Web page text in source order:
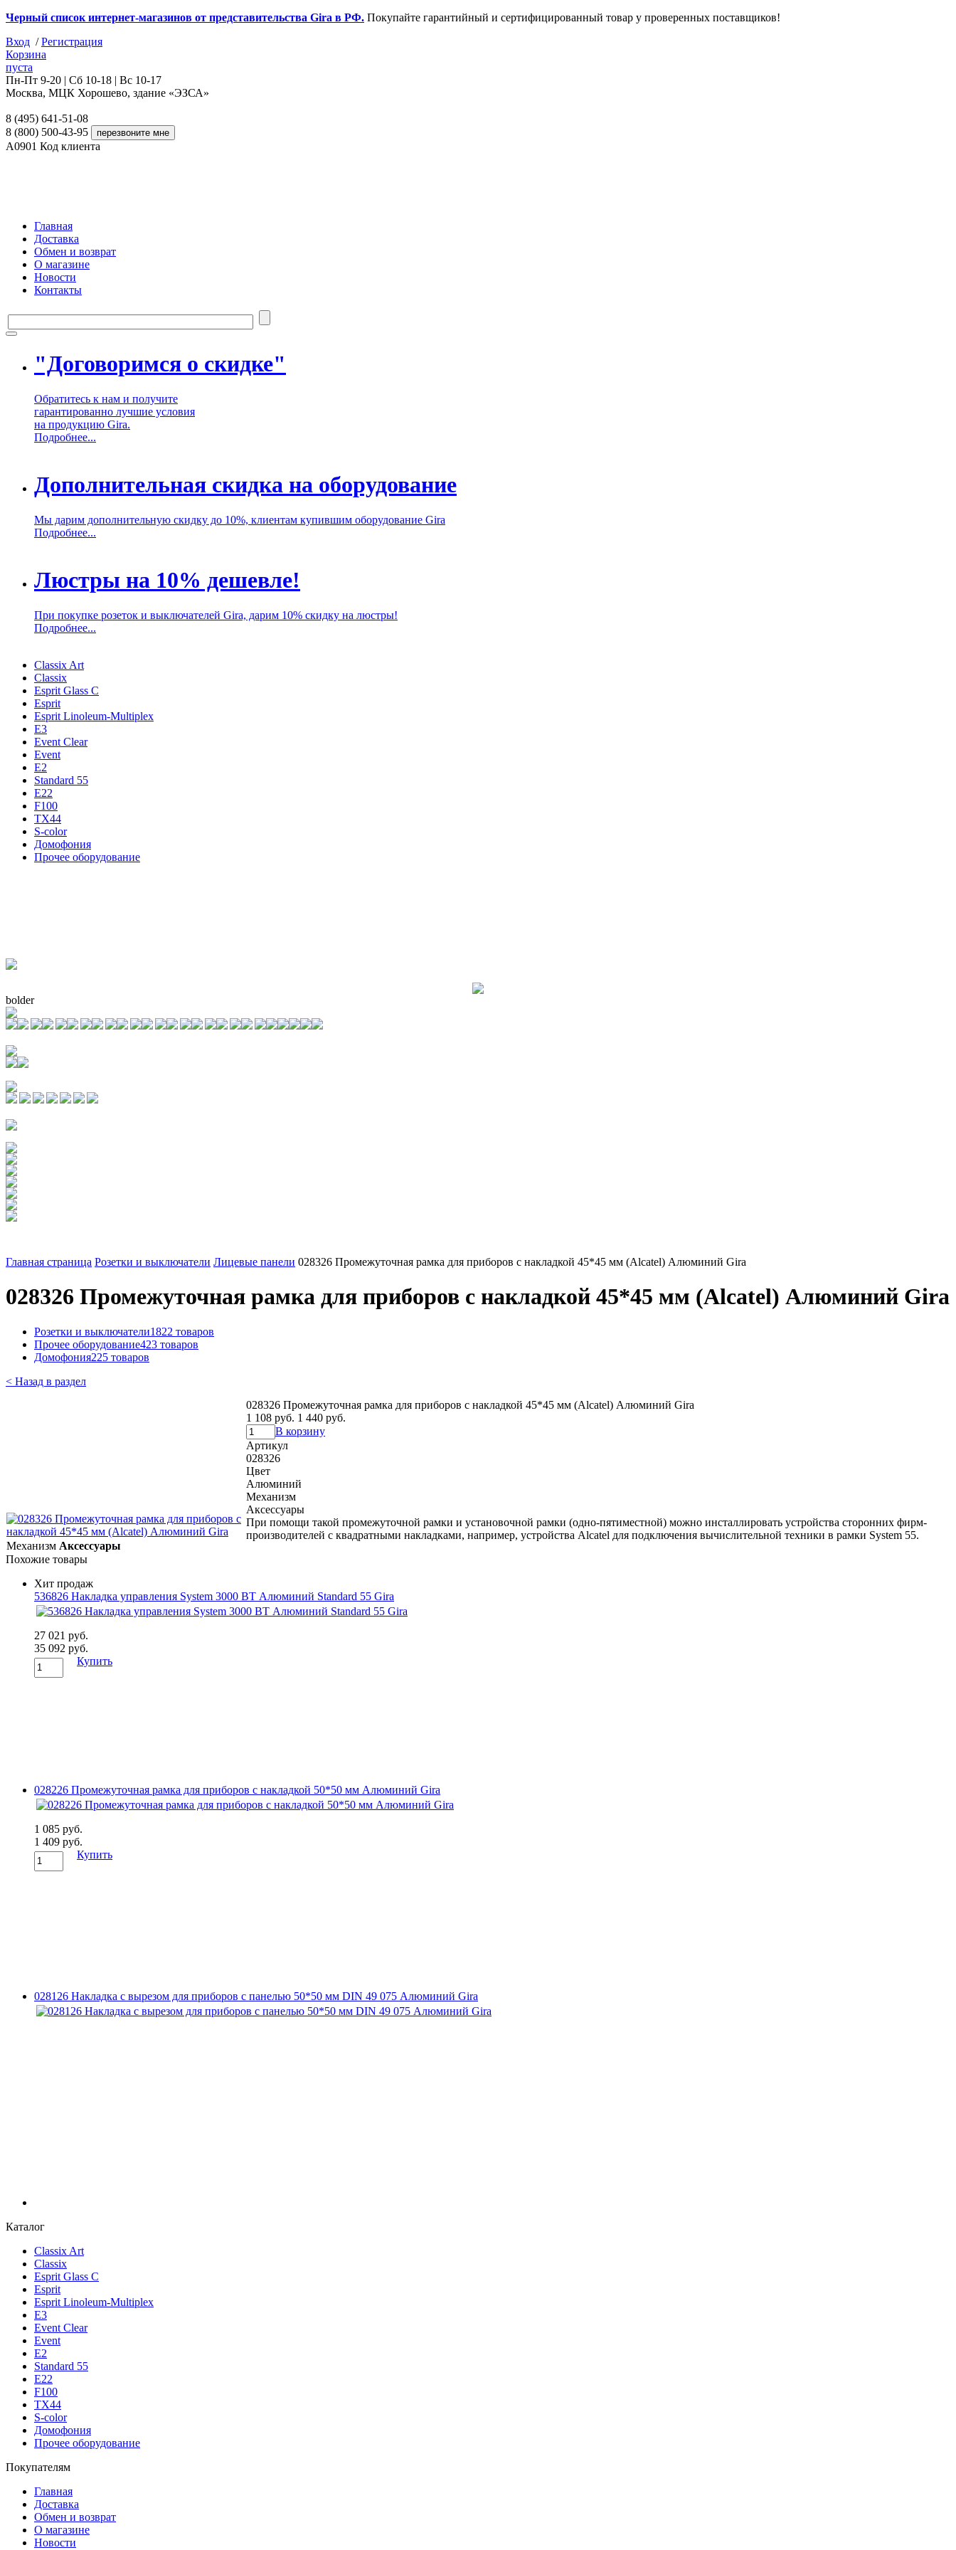
Черный список интернет-магазинов от представительства Gira в РФ. Покупайте гарантийный и сертифицированный товар у проверенных поставщиков!
Вход /Регистрация
Корзина
пуста
Пн-Пт 9-20 | Сб 10-18 | Вс 10-17
Москва, МЦК Хорошево, здание «ЭЗСА»
8 (495) 641-51-08
8 (800) 500-43-95
A0901 Код клиента
Главная
Доставка
Обмен и возврат
О магазине
Новости
Контакты
"Договоримся о скидке"
Обратитесь к нам и получите
гарантированно лучшие условия
на продукцию Gira.
Подробнее...
Дополнительная скидка на оборудование
Мы дарим дополнительную скидку до 10%, клиентам купившим оборудование Gira
Подробнее...
Люстры на 10% дешевле!
При покупке розеток и выключателей Gira, дарим 10% скидку на люстры!
Подробнее...
Classix Art
Classix
Esprit Glass C
Esprit
Esprit Linoleum-Multiplex
E3
Event Clear
Event
E2
Standard 55
E22
F100
TX44
S-color
Домофония
Прочее оборудование
bolder
Главная страница Розетки и выключатели Лицевые панели 028326 Промежуточная рамка для приборов с накладкой 45*45 мм (Alcatel) Алюминий Gira
028326 Промежуточная рамка для приборов с накладкой 45*45 мм (Alcatel) Алюминий Gira
Розетки и выключатели1822 товаров
Прочее оборудование423 товаров
Домофония225 товаров
< Назад в раздел
028326 Промежуточная рамка для приборов с накладкой 45*45 мм (Alcatel) Алюминий Gira
1 108 руб. 1 440 руб.
В корзину
Артикул
028326
Цвет
Алюминий
Механизм
Аксессуары
При помощи такой промежуточной рамки и установочной рамки (одно-пятиместной) можно инсталлировать устройства сторонних фирм-
производителей с квадратными накладками, например, устройства Alcatel для подключения вычислительной техники в рамки System 55.
Механизм Аксессуары
Похожие товары
Хит продаж
536826 Накладка управления System 3000 BT Алюминий Standard 55 Gira
27 021 руб.
35 092 руб.
Купить
028226 Промежуточная рамка для приборов с накладкой 50*50 мм Алюминий Gira
1 085 руб.
1 409 руб.
Купить
028126 Накладка с вырезом для приборов с панелью 50*50 мм DIN 49 075 Алюминий Gira
Каталог
Classix Art
Classix
Esprit Glass C
Esprit
Esprit Linoleum-Multiplex
E3
Event Clear
Event
E2
Standard 55
E22
F100
TX44
S-color
Домофония
Прочее оборудование
Покупателям
Главная
Доставка
Обмен и возврат
О магазине
Новости